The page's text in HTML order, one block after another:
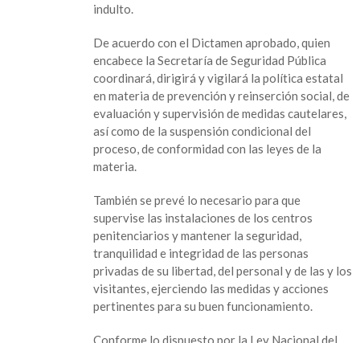
indulto.
De acuerdo con el Dictamen aprobado, quien
encabece la Secretaría de Seguridad Pública
coordinará, dirigirá y vigilará la política estatal
en materia de prevención y reinserción social, de
evaluación y supervisión de medidas cautelares,
así como de la suspensión condicional del
proceso, de conformidad con las leyes de la
materia.
También se prevé lo necesario para que
supervise las instalaciones de los centros
penitenciarios y mantener la seguridad,
tranquilidad e integridad de las personas
privadas de su libertad, del personal y de las y los
visitantes, ejerciendo las medidas y acciones
pertinentes para su buen funcionamiento.
Conforme lo dispuesto por la Ley Nacional del